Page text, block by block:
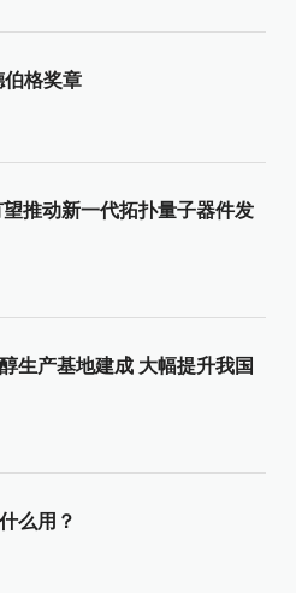
伯格奖章
推动新一代拓扑量子器件发
生产基地建成 大幅提升我国
么用？